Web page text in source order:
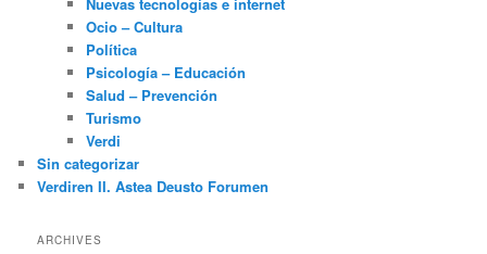
Ocio – Cultura
Política
Psicología – Educación
Salud – Prevención
Turismo
Verdi
Sin categorizar
Verdiren II. Astea Deusto Forumen
ARCHIVES